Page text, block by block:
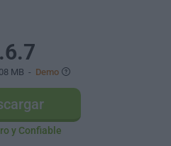
MB - Demo
y Confiable